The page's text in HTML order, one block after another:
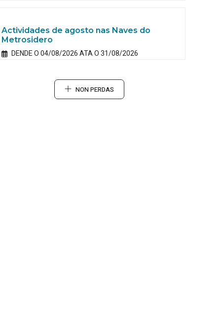
Actividades de agosto nas Naves do
Metrosidero
DENDE O 04/08/2026 ATA O 31/08/2026
NON PERDAS